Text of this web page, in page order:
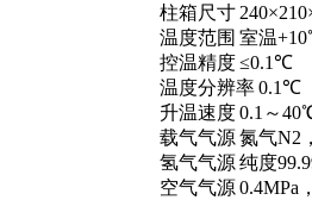
柱箱尺寸 240×210
温度范围 室温+10
控温精度≤0.1 ℃
温度分辨率0.1 ℃
升温速度0.1 ～40
载气气源氮气N2
氢气气源纯度
空气气源0.4MPa